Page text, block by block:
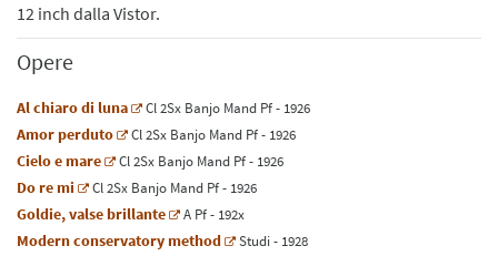
12 inch dalla Vistor.
Opere
Al chiaro di luna Cl2Sx Banjo Mand Pf- 1926
Amor perduto Cl2Sx Banjo Mand Pf- 1926
Cielo e mare Cl2Sx Banjo Mand Pf- 1926
Do re mi Cl2Sx Banjo Mand Pf- 1926
Goldie, valse brillante A Pf- 192x
Modern conservatory method Studi- 1928